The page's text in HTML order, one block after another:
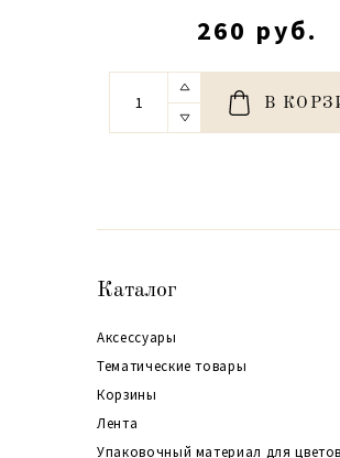
260 руб.
В
Каталог
Аксессуары
Тематические товары
Корзины
Лента
Упаковочный материал для